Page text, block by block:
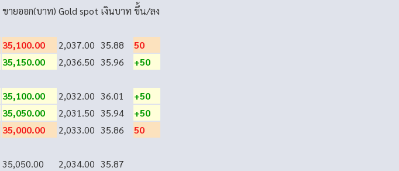
ขายออก(บาท) Gold spot เงินบาท ขึ้น/ลง
35,100.00 2,037.00 35.88
50
35,150.00 2,036.50 35.96
+50
35,100.00 2,032.00 36.01
+50
35,050.00 2,031.50 35.94
+50
35,000.00 2,033.00 35.86
50
35,050.00 2,034.00 35.87